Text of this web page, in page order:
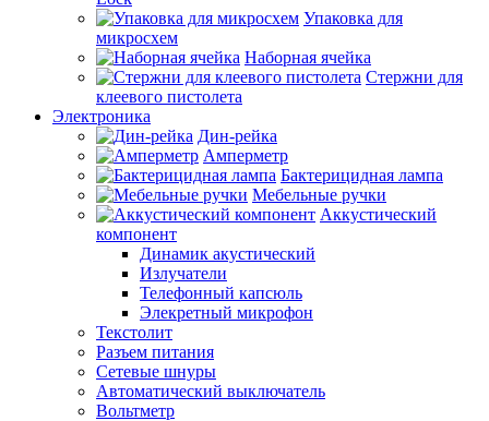
Упаковка для
микросхем
Наборная ячейка
Стержни для
клеевого пистолета
Электроника
Дин-рейка
Амперметр
Бактерицидная лампа
Мебельные ручки
Аккустический
компонент
Динамик акустический
Излучатели
Телефонный капсюль
Элекретный микрофон
Текстолит
Разъем питания
Сетевые шнуры
Автоматический выключатель
Вольтметр